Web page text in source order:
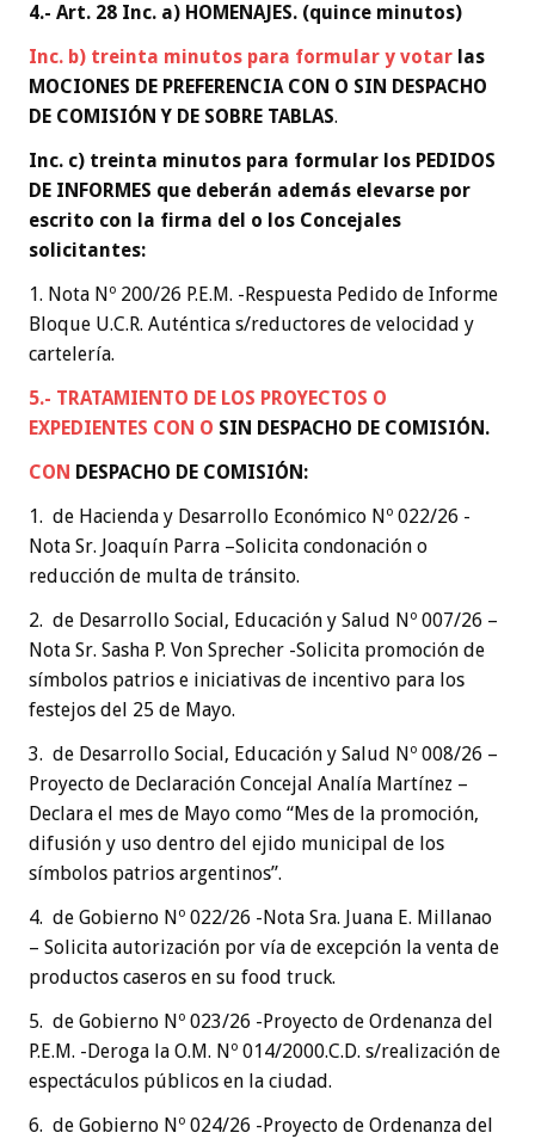
4.- Art. 28 Inc. a) HOMENAJES. (quince minutos)
Inc. b) treinta minutos para formular y votar las
MOCIONES DE PREFERENCIA CON O SIN DESPACHO
DE COMISIÓN Y DE SOBRE TABLAS.
Inc. c) treinta minutos para formular los PEDIDOS
DE INFORMES que deberán además elevarse por
escrito con la firma del o los Concejales
solicitantes:
1. Nota Nº 200/26 P.E.M. -Respuesta Pedido de Informe
Bloque U.C.R. Auténtica s/reductores de velocidad y
cartelería.
5.- TRATAMIENTO DE LOS PROYECTOS O
EXPEDIENTES CON O SIN DESPACHO DE COMISIÓN .
CON DESPACHO DE COMISIÓN:
1. de Hacienda y Desarrollo Económico Nº 022/26 -
Nota Sr. Joaquín Parra –Solicita condonación o
reducción de multa de tránsito.
2. de Desarrollo Social, Educación y Salud Nº 007/26 –
Nota Sr. Sasha P. Von Sprecher -Solicita promoción de
símbolos patrios e iniciativas de incentivo para los
festejos del 25 de Mayo.
3. de Desarrollo Social, Educación y Salud Nº 008/26 –
Proyecto de Declaración Concejal Analía Martínez –
Declara el mes de Mayo como “Mes de la promoción,
difusión y uso dentro del ejido municipal de los
símbolos patrios argentinos”.
4. de Gobierno Nº 022/26 -Nota Sra. Juana E. Millanao
– Solicita autorización por vía de excepción la venta de
productos caseros en su food truck.
5. de Gobierno Nº 023/26 -Proyecto de Ordenanza del
P.E.M. -Deroga la O.M. Nº 014/2000.C.D. s/realización de
espectáculos públicos en la ciudad.
6. de Gobierno Nº 024/26 -Proyecto de Ordenanza del